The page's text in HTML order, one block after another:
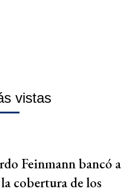
vistas
Feinmann bancó a
cobertura de los